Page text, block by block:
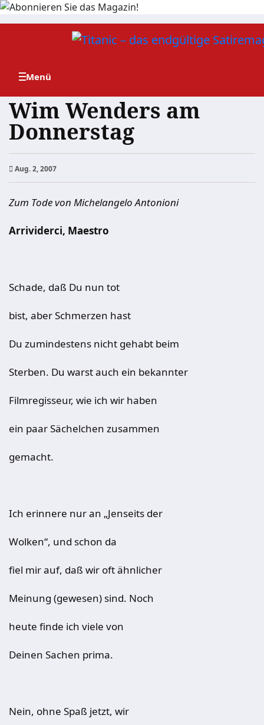
Zum
Wim Wenders am
Donnerstag
Aug. 2, 2007
Zum Tode von Michelangelo Antonioni
Arrividerci, Maestro
Schade, daß Du nun tot
bist, aber Schmerzen hast
Du zumindestens nicht gehabt beim
Sterben. Du warst auch ein bekannter
Filmregisseur, wie ich wir haben
ein paar Sächelchen zusammen
gemacht.
Ich erinnere nur an „Jenseits der
Wolken“, und schon da
fiel mir auf, daß wir oft ähnlicher
Meinung (gewesen) sind. Noch
heute finde ich viele von
Deinen Sachen prima.
Nein, ohne Spaß jetzt, wir